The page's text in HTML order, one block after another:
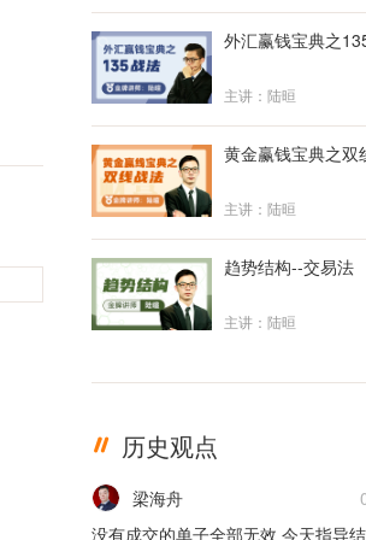
外汇赢钱宝典之
主讲：陆晅
黄金赢钱宝典之双
主讲：陆晅
趋势结构--交易法
主讲：陆晅
历史观点
梁海舟
没有成交的单子全部无效 今天指导